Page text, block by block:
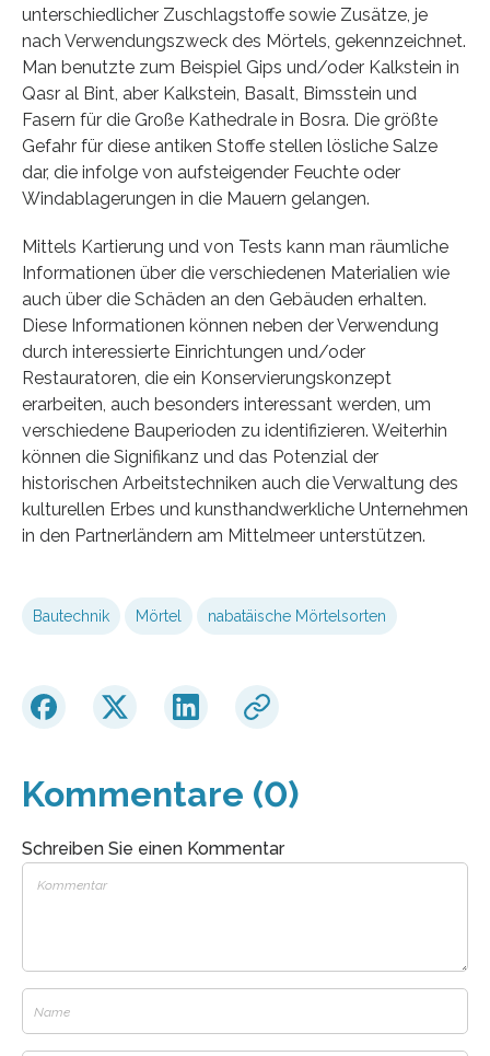
unterschiedlicher Zuschlagstoffe sowie Zusätze, je
nach Verwendungszweck des Mörtels, gekennzeichnet.
Man benutzte zum Beispiel Gips und/oder Kalkstein in
Qasr al Bint, aber Kalkstein, Basalt, Bimsstein und
Fasern für die Große Kathedrale in Bosra. Die größte
Gefahr für diese antiken Stoffe stellen lösliche Salze
dar, die infolge von aufsteigender Feuchte oder
Windablagerungen in die Mauern gelangen.
Mittels Kartierung und von Tests kann man räumliche
Informationen über die verschiedenen Materialien wie
auch über die Schäden an den Gebäuden erhalten.
Diese Informationen können neben der Verwendung
durch interessierte Einrichtungen und/oder
Restauratoren, die ein Konservierungskonzept
erarbeiten, auch besonders interessant werden, um
verschiedene Bauperioden zu identifizieren. Weiterhin
können die Signifikanz und das Potenzial der
historischen Arbeitstechniken auch die Verwaltung des
kulturellen Erbes und kunsthandwerkliche Unternehmen
in den Partnerländern am Mittelmeer unterstützen.
Bautechnik Mörtel nabatäische Mörtelsorten
Kommentare (0)
Schreiben Sie einen Kommentar